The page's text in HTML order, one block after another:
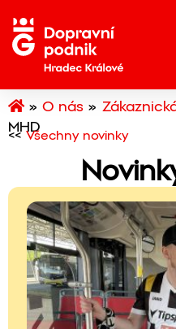
»O nás »
MHD
<<Všechny novinky